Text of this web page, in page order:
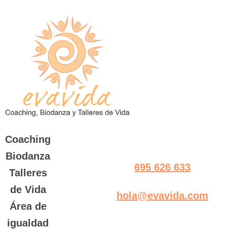
Coaching
Biodanza
Talleres
de Vida
Área de
igualdad
695 626 633
hola@evavida.com